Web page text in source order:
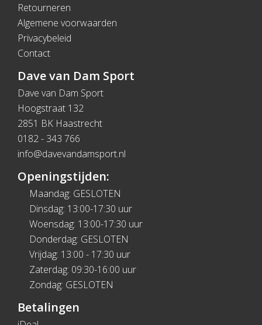
Retourneren
Algemene voorwaarden
Privacybeleid
Contact
Dave van Dam Sport
Dave van Dam Sport
Hoogstraat 132
2851 BK Haastrecht
0182 - 343 766
info@davevandamsport.nl
Openingstijden:
Maandag: GESLOTEN
Dinsdag: 13:00-17:30 uur
Woensdag: 13:00-17:30 uur
Donderdag: GESLOTEN
Vrijdag: 13:00 - 17:30 uur
Zaterdag: 09:30-16:00 uur
Zondag: GESLOTEN
Betalingen